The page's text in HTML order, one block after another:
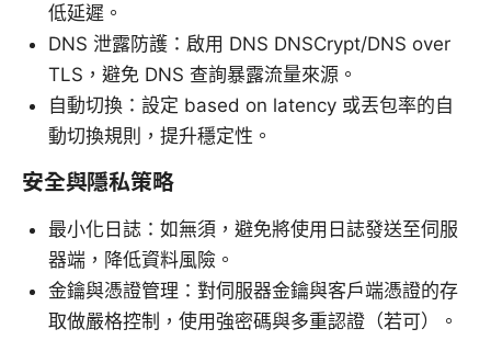
低延遲。
DNS 泄露防護：啟用 DNS DNSCrypt/DNS over
TLS，避免 DNS 查詢暴露流量來源。
自動切換：設定 based on latency 或丟包率的自
動切換規則，提升穩定性。
安全與隱私策略
最小化日誌：如無須，避免將使用日誌發送至伺服
器端，降低資料風險。
金鑰與憑證管理：對伺服器金鑰與客戶端憑證的存
取做嚴格控制，使用強密碼與多重認證（若可）。